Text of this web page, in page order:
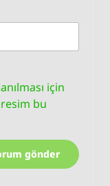
için
bu